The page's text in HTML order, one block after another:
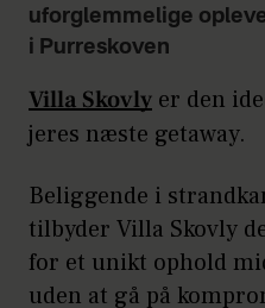
uforglemmelige
i Purreskoven
Villa Skovly er den
jeres næste getaway.
Beliggende i
tilbyder Villa Skovly
for et unikt ophold
uden at gå på